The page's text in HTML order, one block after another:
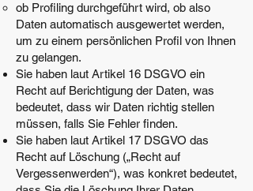
ob Profiling durchgeführt wird, ob also
Daten automatisch ausgewertet werden,
um zu einem persönlichen Profil von Ihnen
zu gelangen.
Sie haben laut Artikel 16 DSGVO ein
Recht auf Berichtigung der Daten, was
bedeutet, dass wir Daten richtig stellen
müssen, falls Sie Fehler finden.
Sie haben laut Artikel 17 DSGVO das
Recht auf Löschung („Recht auf
Vergessenwerden“), was konkret bedeutet,